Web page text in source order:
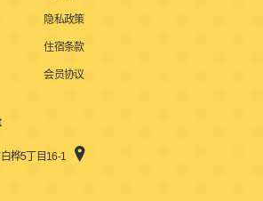
隐私政策
住宿条款
会员协议
桦5丁目16-1